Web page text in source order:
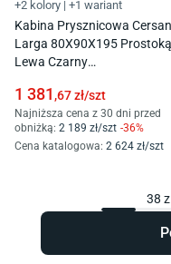
+2 kolory | +1 wariant
Kabina Prysznicowa
Larga 80X90X195
Lewa Czarny
1 381 ,67zł/szt
Najniższa cena z 30 dni przed
obniżką: 2 189 zł/szt -36%
Cena katalogowa: 2 624 zł/szt
38 z